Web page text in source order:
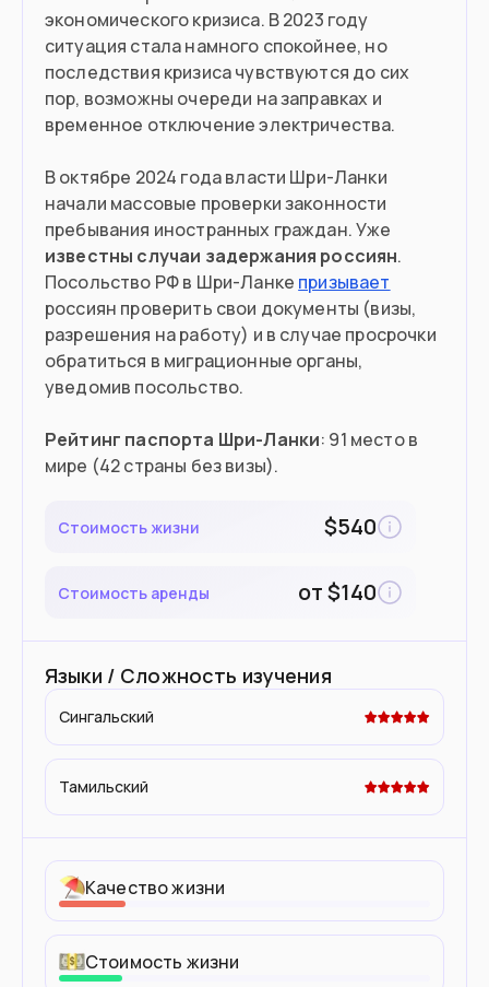
экономического кризиса. В 2023 году
ситуация стала намного спокойнее, но
последствия кризиса чувствуются до сих
пор, возможны очереди на заправках и
временное отключение электричества.
В октябре 2024 года власти Шри-Ланки
начали массовые проверки законности
пребывания иностранных граждан. Уже
известны случаи задержания россиян.
Посольство РФ в Шри-Ланке призывает
россиян проверить свои документы (визы,
разрешения на работу) и в случае просрочки
обратиться в миграционные органы,
уведомив посольство.
Рейтинг паспорта Шри-Ланки: 91 место в
мире (42 страны без визы).
Стоимость жизни $540
Стоимость аренды от$140
Языки / Сложность изучения
Сингальский
Тамильский
Качество жизни
Стоимость жизни